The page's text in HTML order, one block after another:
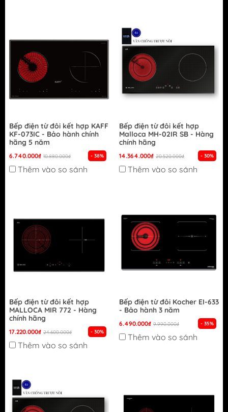
Bếp điện từ đôi kết hợp KAFF
KF-073IC - Bảo hành chính
hãng 5 năm
6.740.000₫ 10.880.000₫ - 38%
Thêm vào so sánh
Bếp điện từ đôi kết hợp
Malloca MH-02IR SB - Hàng
chính hãng
14.364.000₫ 20.520.000₫ - 30%
Thêm vào so sánh
Bếp điện từ đôi kết hợp
MALLOCA MIR 772 - Hàng
chính hãng
17.220.000₫ 24.600.000₫ - 30%
Thêm vào so sánh
Bếp điện từ đôi Kocher EI-633
- Bảo hành 3 năm
6.490.000₫ 9.990.000₫ - 35%
Thêm vào so sánh